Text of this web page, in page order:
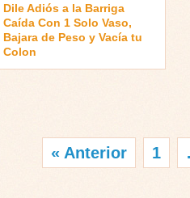
Dile Adiós a la Barriga
Caída Con 1 Solo Vaso,
Bajara de Peso y Vacía tu
Colon
« Anterior 1